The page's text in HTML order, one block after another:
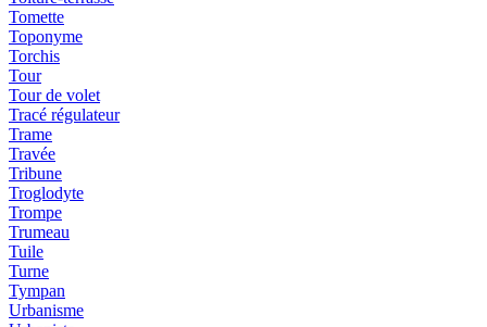
Tomette
Toponyme
Torchis
Tour
Tour de volet
Tracé régulateur
Trame
Travée
Tribune
Troglodyte
Trompe
Trumeau
Tuile
Turne
Tympan
Urbanisme